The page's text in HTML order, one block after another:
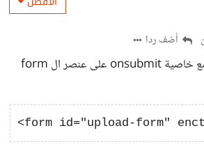
أضف ردا
يمكنك تجربة وضع خاصية onsubmit على عنصر ال form